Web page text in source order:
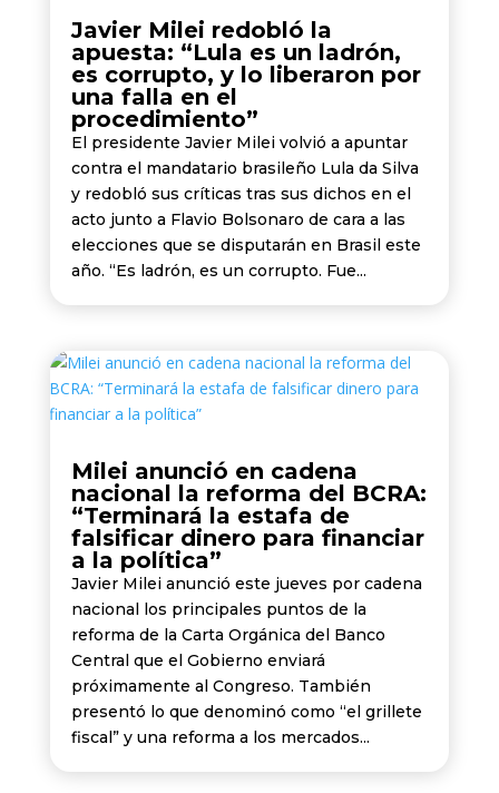
Javier Milei redobló la
apuesta: “Lula es un ladrón,
es corrupto, y lo liberaron por
una falla en el
procedimiento”
El presidente Javier Milei volvió a apuntar
contra el mandatario brasileño Lula da Silva
y redobló sus críticas tras sus dichos en el
acto junto a Flavio Bolsonaro de cara a las
elecciones que se disputarán en Brasil este
año. “Es ladrón, es un corrupto. Fue...
Milei anunció en cadena
nacional la reforma del BCRA:
“Terminará la estafa de
falsificar dinero para financiar
a la política”
Javier Milei anunció este jueves por cadena
nacional los principales puntos de la
reforma de la Carta Orgánica del Banco
Central que el Gobierno enviará
próximamente al Congreso. También
presentó lo que denominó como “el grillete
fiscal” y una reforma a los mercados...